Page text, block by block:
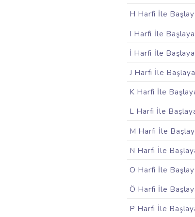
H Harfi İle
I Harfi İle
İ Harfi İle
J Harfi İle
K Harfi İle
L Harfi İle
M Harfi İle
N Harfi İle
O Harfi İle
Ö Harfi İle
P Harfi İle